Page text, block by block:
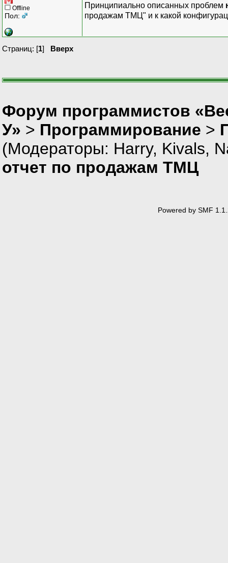
Offline
Пол:
Принципиально описанных проблем
продажам ТМЦ" и к какой
Страниц: [1] Вверх
Форум программистов
У» > Программирование >
(Модераторы: Harry, Kivals,
отчет по продажам ТМЦ
Powered by SMF